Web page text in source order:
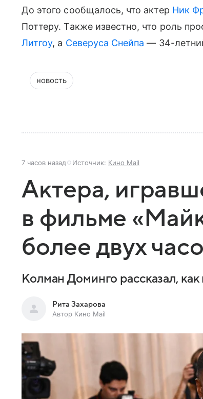
До этого сообщалось, что актер Ник
Поттеру. Также известно, что роль
Литгоу, а Северуса Снейпа — 34-
новость
7 часов назад Источник: Кино Mail
Актера,
в фильме
более двух
Колман Доминго рассказал,
Рита Захарова
Автор Кино Mail